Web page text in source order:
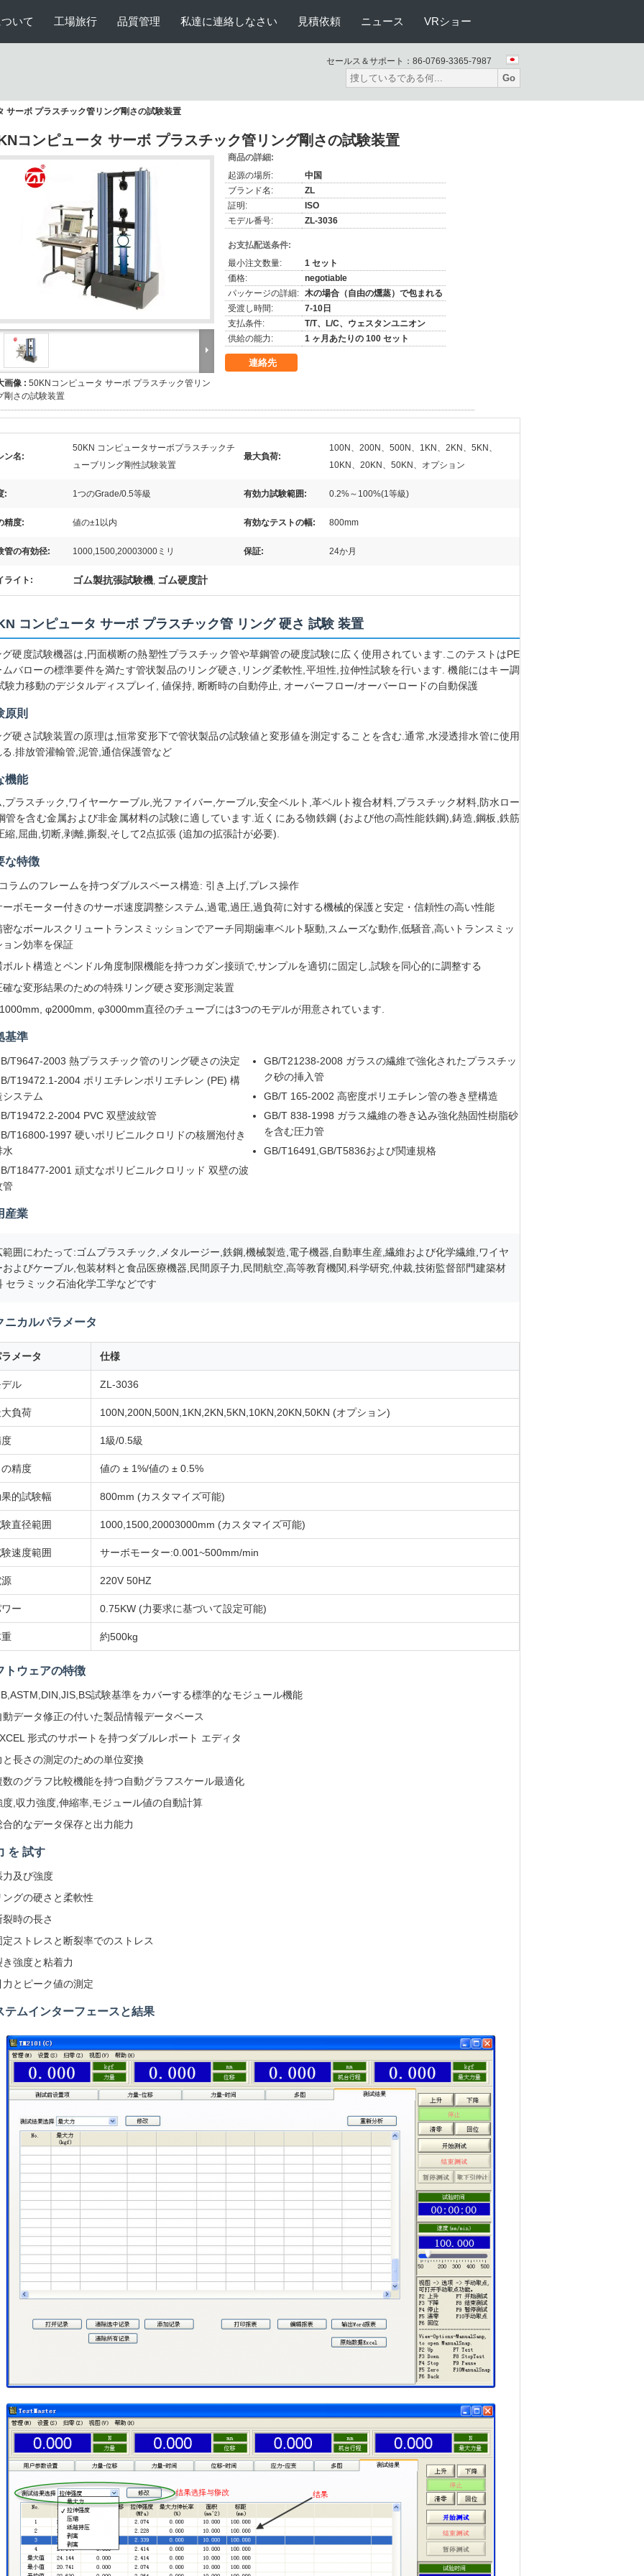
いて 工場旅行 品質管理 私達に連絡しなさい 見積依頼 ニュース VRショー
セールス＆サポート： 86-0769-3365-7987
Go
サーボ プラスチック管リング剛さの試験装置
コンピュータ サーボ プラスチック管リング剛さの試験装置
画像 : 50KNコンピュータ サーボ プラスチック管リン
剛さの試験装置
商品の詳細:
起源の場所:
中国
ブランド名:
ZL
証明:
ISO
モデル番号:
ZL-3036
お支払配送条件:
最小注文数量:
1 セット
価格:
negotiable
パッケージの詳細: 木の場合（自由の燻蒸）で包まれる
受渡し時間:
7-10日
支払条件:
T/T、L/C、ウェスタンユニオン
供給の能力:
1 ヶ月あたりの 100 セット
連絡先
ン名:
50KN コンピュータサーボプラスチックチ
ューブリング剛性試験装置
最大負荷:
100N、200N、500N、1KN、2KN、5KN、
10KN、20KN、50KN、オプション
: 1つのGrade/0.5等級 有効力試験範囲: 0.2%～100%(1等級)
精度: 値の±1以内 有効なテストの幅: 800mm
管の有効径: 1000,1500,20003000ミリ 保証: 24か月
ライト: ゴム製抗張試験機, ゴム硬度計
コンピュータ サーボ プラスチック管 リング 硬さ 試験 装置
グ硬度試験機器は,円面横断の熱塑性プラスチック管や草鋼管の硬度試験に広く使用されています.このテストはPE
ムバローの標準要件を満たす管状製品のリング硬さ,リング柔軟性,平坦性,拉伸性試験を行います. 機能にはキー調
験力移動のデジタルディスプレイ, 値保持, 断断時の自動停止, オーバーフロー/オーバーロードの自動保護
原則
グ硬さ試験装置の原理は,恒常変形下で管状製品の試験値と変形値を測定することを含む.通常,水浸透排水管に使用
る.排放管灌輸管,泥管,通信保護管など
機能
,プラスチック,ワイヤーケーブル,光ファイバー,ケーブル,安全ベルト,革ベルト複合材料,プラスチック材料,防水ロー
管を含む金属および非金属材料の試験に適しています.近くにある物鉄鋼 (および他の高性能鉄鋼),鋳造,鋼板,鉄筋
縮,屈曲,切断,剥離,撕裂,そして2点拡張 (追加の拡張計が必要).
な特徴
ラムのフレームを持つダブルスペース構造: 引き上げ,プレス操作
ーボモーター付きのサーボ速度調整システム,過電,過圧,過負荷に対する機械的保護と安定・信頼性の高い性能
密なボールスクリュートランスミッションでアーチ同期歯車ベルト駆動,スムーズな動作,低騒音,高いトランスミッ
ョン効率を保証
ボルト構造とペンドル角度制限機能を持つカダン接頭で,サンプルを適切に固定し,試験を同心的に調整する
確な変形結果のための特殊リング硬さ変形測定装置
φ2000mm, φ3000mm直径のチューブには3つのモデルが用意されています.
基準
T9647-2003 熱プラスチック管のリング硬さの決定
T19472.1-2004 ポリエチレンポリエチレン (PE) 構
システム
T19472.2-2004 PVC 双壁波紋管
T16800-1997 硬いポリビニルクロリドの核層泡付き
水
T18477-2001 頑丈なポリビニルクロリッド 双壁の波
管
GB/T21238-2008 ガラスの繊維で強化されたプラスチッ
ク砂の挿入管
GB/T 165-2002 高密度ポリエチレン管の巻き壁構造
GB/T 838-1998 ガラス繊維の巻き込み強化熱固性樹脂砂
を含む圧力管
GB/T16491,GB/T5836および関連規格
産業
範囲にわたって:ゴムプラスチック,メタルージー,鉄鋼,機械製造,電子機器,自動車生産,繊維および化学繊維,ワイヤ
およびケーブル,包装材料と食品医療機器,民間原子力,民間航空,高等教育機関,科学研究,仲裁,技術監督部門建築材
セラミック石油化学工学などです
ニカルパラメータ
メータ 仕様
ル ZL-3036
負荷 100N,200N,500N,1KN,2KN,5KN,10KN,20KN,50KN (オプション)
1級/0.5級
精度 値の ± 1%/値の ± 0.5%
的試験幅 800mm (カスタマイズ可能)
直径範囲 1000,1500,20003000mm (カスタマイズ可能)
速度範囲 サーボモーター:0.001~500mm/min
220V 50HZ
ー 0.75KW (力要求に基づいて設定可能)
約500kg
トウェアの特徴
試験基準をカバーする標準的なモジュール機能
動データ修正の付いた製品情報データベース
形式のサポートを持つダブルレポート エディタ
と長さの測定のための単位変換
数のグラフ比較機能を持つ自動グラフスケール最適化
度,収力強度,伸縮率,モジュール値の自動計算
合的なデータ保存と出力能力
を 試す
力及び強度
ングの硬さと柔軟性
裂時の長さ
定ストレスと断裂率でのストレス
き強度と粘着力
力とピーク値の測定
テムインターフェースと結果